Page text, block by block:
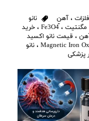
، آهن
نانو
مگنتیت ، ، خرید
، قیمت نانو اکسید
Magnetic Iron ، نانو
پزشکی